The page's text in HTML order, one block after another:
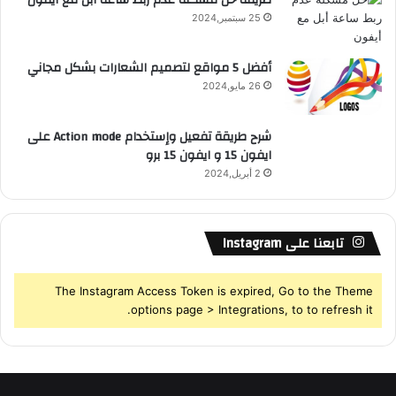
25 سبتمبر,2024
أفضل 5 مواقع لتصميم الشعارات بشكل مجاني
26 مايو,2024
شرح طريقة تفعيل وإستخدام Action mode على
ايفون 15 و ايفون 15 برو
2 أبريل,2024
تابعنا على Instagram
The Instagram Access Token is expired, Go to the Theme
options page > Integrations, to to refresh it.